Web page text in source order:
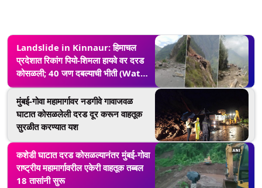
Landslide in Kinnaur: हिमाचल
प्रदेशात रिकांग पियो-शिमला हायवे वर दरड
कोसळली; 40 जण दबल्याची भीती (Watch
Video)
मुंबई-गोवा महामार्गावर नडगीवे गावाजवळ
घाटात कोसळलेली दरड दूर करून वाहतूक
सुरळीत करण्यात यश
कशेडी घाटात दरड कोसळल्यानंतर मुंबई-गोवा
राष्ट्रीय महामार्गावरील एकेरी वाहतूक तब्बल
18 तासांनी सुरू